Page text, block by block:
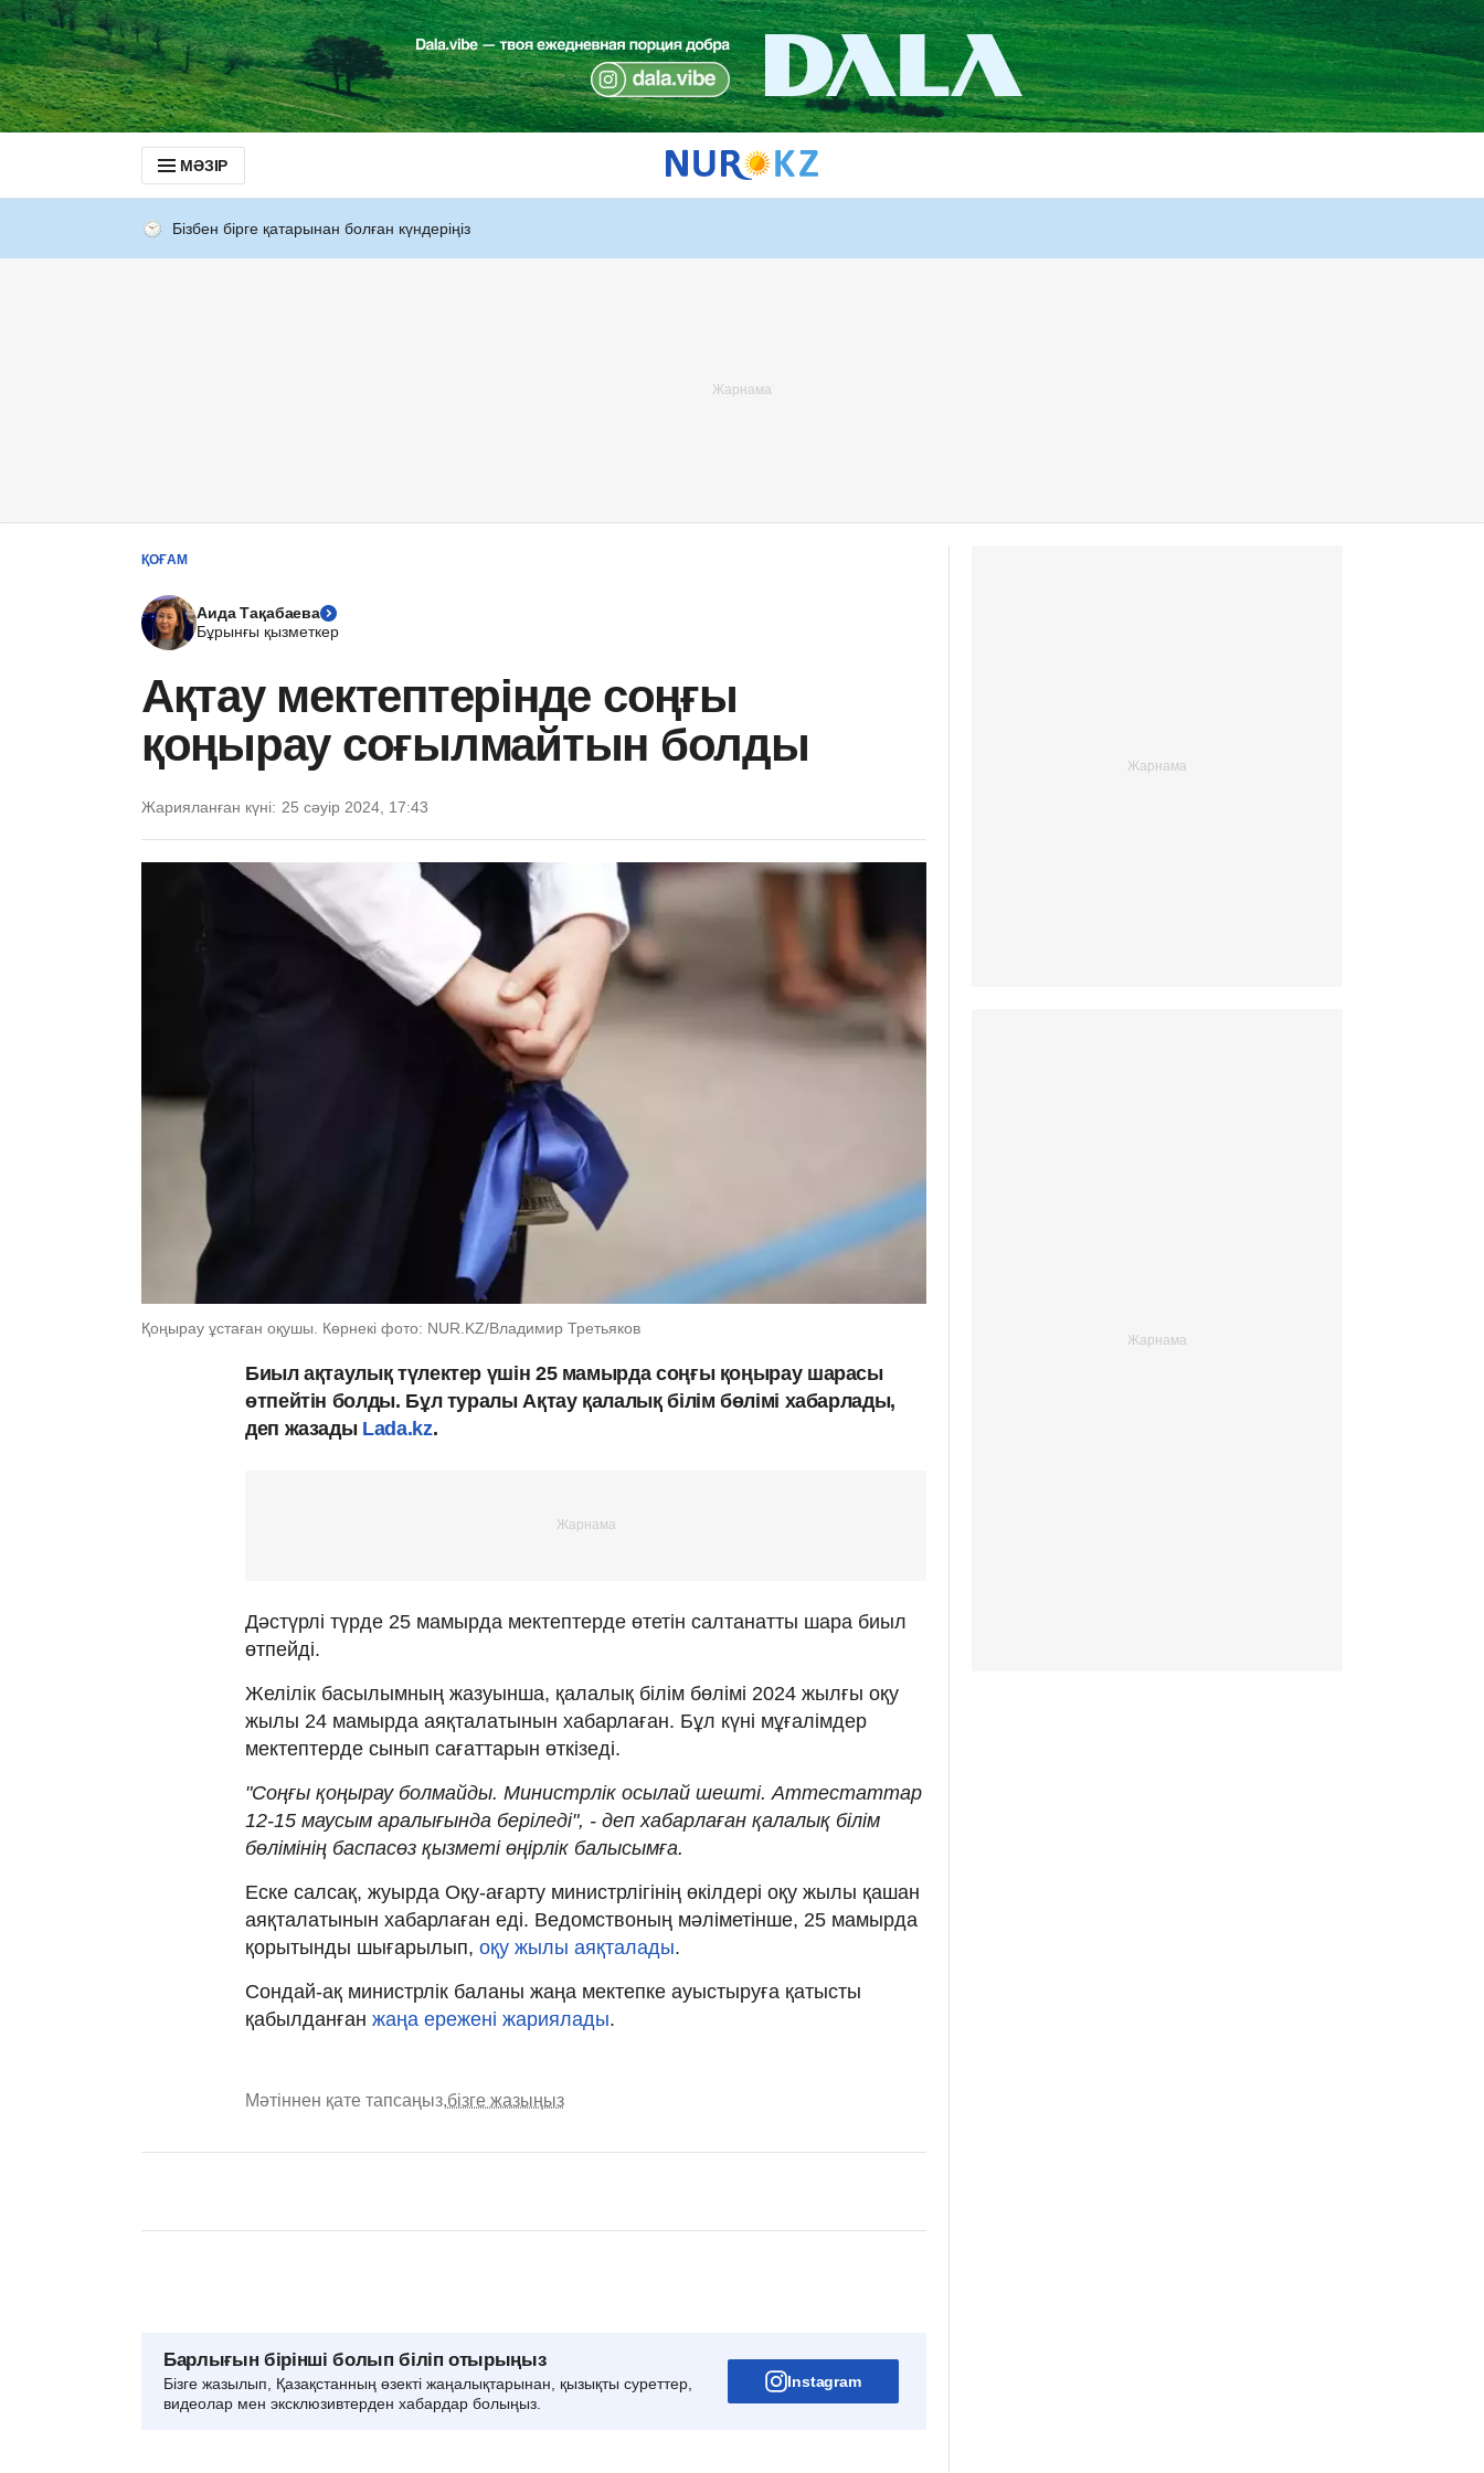
МӘЗІР
Бізбен бірге қатарынан болған күндеріңіз
ҚОҒАМ
Аида Тақабаева
Бұрынғы қызметкер
Ақтау мектептерінде соңғы
қоңырау соғылмайтын болды
Жарияланған күні: 25 сәуір 2024, 17:43
Қоңырау ұстаған оқушы. Көрнекі фото: NUR.KZ/Владимир Третьяков
Биыл ақтаулық түлектер үшін 25 мамырда соңғы қоңырау шарасы
өтпейтін болды. Бұл туралы Ақтау қалалық білім бөлімі хабарлады,
деп жазады Lada.kz.
Дәстүрлі түрде 25 мамырда мектептерде өтетін салтанатты шара биыл
өтпейді.
Желілік басылымның жазуынша, қалалық білім бөлімі 2024 жылғы оқу
жылы 24 мамырда аяқталатынын хабарлаған. Бұл күні мұғалімдер
мектептерде сынып сағаттарын өткізеді.
"Соңғы қоңырау болмайды. Министрлік осылай шешті. Аттестаттар
12-15 маусым аралығында беріледі", - деп хабарлаған қалалық білім
бөлімінің баспасөз қызметі өңірлік балысымға.
Еске салсақ, жуырда Оқу-ағарту министрлігінің өкілдері оқу жылы қашан
аяқталатынын хабарлаған еді. Ведомствоның мәліметінше, 25 мамырда
қорытынды шығарылып, оқу жылы аяқталады.
Сондай-ақ министрлік баланы жаңа мектепке ауыстыруға қатысты
қабылданған жаңа ережені жариялады.
Мәтіннен қате тапсаңыз,бізге жазыңыз
Барлығын бірінші болып біліп отырыңыз
Бізге жазылып, Қазақстанның өзекті жаңалықтарынан, қызықты суреттер,
видеолар мен эксклюзивтерден хабардар болыңыз.
Instagram